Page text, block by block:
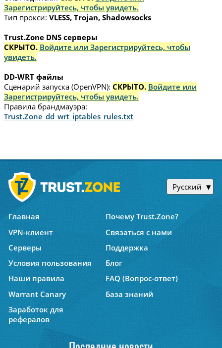
Зарегистрируйтесь, чтобы увидеть.
Тип прокси: VLESS, Trojan, Shadowsocks
Trust.Zone DNS серверы
СКРЫТО. Войдите или Зарегистрируйтесь, чтобы
увидеть.
DD-WRT файлы
Сценарий запуска (OpenVPN): СКРЫТО. Войдите или
Зарегистрируйтесь, чтобы увидеть.
Правила брандмауэра:
Trust.Zone_dd_wrt_iptables_rules.txt
Русский
Главная
Почему Trust.Zone?
VPN-клиент
Связаться с нами
Серверы
Поддержка
Условия пользования
Блог
Наши правила
FAQ (Вопрос-ответ)
Warrant Canary
База знаний
Заработок для
рефералов